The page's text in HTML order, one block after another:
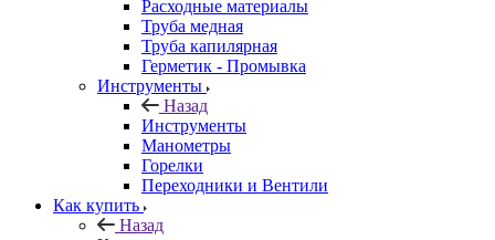
Расходные материалы
Труба медная
Труба капилярная
Герметик - Промывка
Инструменты
Назад
Инструменты
Манометры
Горелки
Переходники и Вентили
Как купить
Назад